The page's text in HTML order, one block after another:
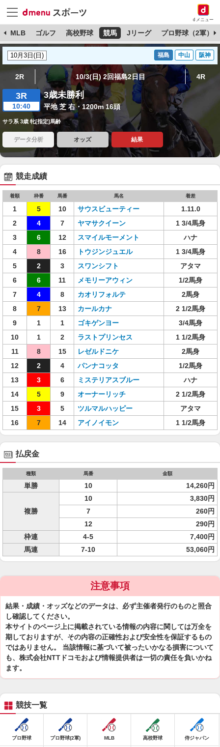
dメニュー
MLB ゴルフ 高校野球 競馬 Jリーグ プロ野球（2軍）
福島 中山 阪神
2R 10/3(日) 2回福島2日目 4R
3R
10:40
3歳未勝利
平地 芝 右・1200m 16頭
サラ系 3歳 牝[指定]馬齢
データ分析 オッズ 結果
競走成績
着順 枠番 馬番 馬名 着差
1 5 10 サウスビューティー
1.11.0
2
4 7 ヤマサクイーン
1 3/4馬身
3
6 12 スマイルモーメント
ハナ
4
8 16 トウジンジュエル
1 3/4馬身
5
2 3 スワンシフト
アタマ
6
6 11 メモリーアウィン
1/2馬身
7
4 8 カオリフォルテ
2馬身
8
7 13 カールカナ
2 1/2馬身
9
1 1 ゴキゲンヨー
3/4馬身
10
1 2 ラストプリンセス
1 1/2馬身
11
8 15 レゼルドニケ
2馬身
12
2 4 パンナコッタ
1/2馬身
13
3 6 ミステリアスブルー
ハナ
14
5 9 オーナーリッチ
2 1/2馬身
15
3 5 ツルマルハッピー
アタマ
16
7 14 アイノイモン 1 1/2馬身
払戻金
種類 馬番 金額
単勝 10 14,260円
複勝
10
3,830円
7
260円
12
290円
枠連
4-5
7,400円
馬連
7-10 53,060円
注意事項
結果・成績・オッズなどのデータは、必ず主催者発行のものと照合
し確認してください。
本サイトのページ上に掲載されている情報の内容に関しては万全を
期しておりますが、その内容の正確性および安全性を保証するもの
ではありません。 当該情報に基づいて被ったいかなる損害について
も、株式会社NTTドコモおよび情報提供者は一切の責任を負いかね
ます。
競技一覧
プロ野球 プロ野球(2軍) MLB 高校野球 侍ジャパン